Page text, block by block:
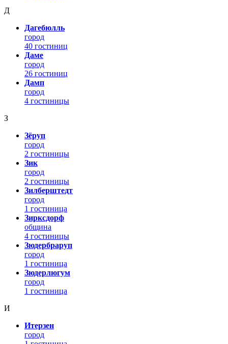
Д
Дагебюлль
город
40 гостиниц
Даме
город
26 гостиниц
Дамп
город
4 гостиницы
З
Зёруп
город
2 гостиницы
Зик
город
2 гостиницы
Зилберштедт
город
1 гостиница
Зирксдорф
община
4 гостиницы
Зюдербраруп
город
1 гостиница
Зюдерлюгум
город
1 гостиница
И
Итерзен
город